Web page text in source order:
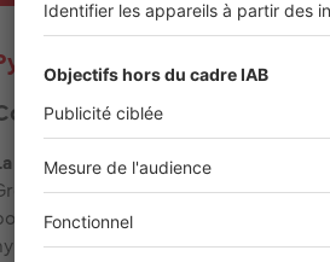
un quartier doté de
et services de
vie de quartier s’articule autour du
Roses. On y trouveles
boucheries et diverses
est également